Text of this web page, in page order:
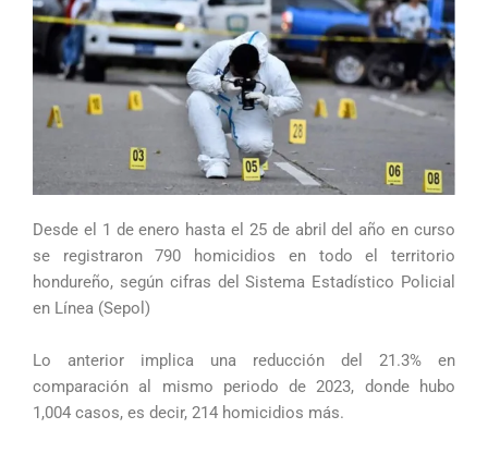
Desde el 1 de enero hasta el 25 de abril del año en curso
se registraron 790 homicidios en todo el territorio
hondureño, según cifras del Sistema Estadístico Policial
en Línea (Sepol)
Lo anterior implica una reducción del 21.3% en
comparación al mismo periodo de 2023, donde hubo
1,004 casos, es decir, 214 homicidios más.